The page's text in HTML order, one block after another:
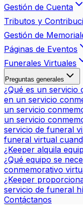
Gestión de Cuenta
Tributos y
Gestión de
Páginas de Eventos
Funerales Virtuales
Preguntas generales
¿Qué es un servicio
en un servicio
un servicio
un servicio
servicio de funeral
funeral virtual
¿Keeper alquila
¿Qué equipo se
conmemorativo
¿Keeper
servicio de funeral
Contáctanos